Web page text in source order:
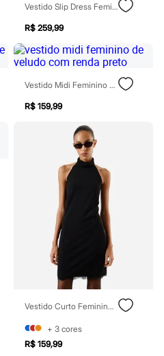
Vestido Slip Dress Feminino Com Renda Acetinado Mindset Rosa
R$ 259,99
Vestido Midi Feminino De Veludo Com Renda Preto
R$ 159,99
Vestido Curto Feminino Com Renda Frente Única Preto
+ 3 cores
R$ 159,99